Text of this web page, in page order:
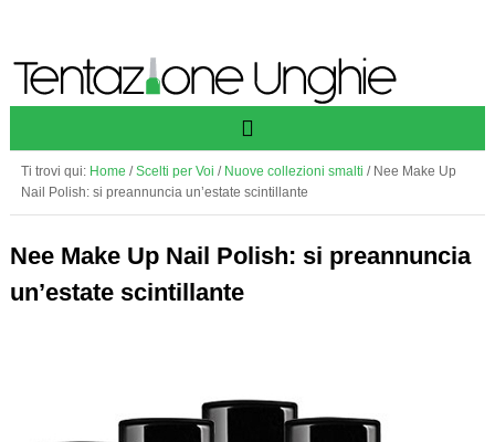
Ti trovi qui: Home / Scelti per Voi / Nuove collezioni smalti /Nee Make Up
Nail Polish: si preannuncia un’estate scintillante
Nee Make Up Nail Polish: si preannuncia
un’estate scintillante